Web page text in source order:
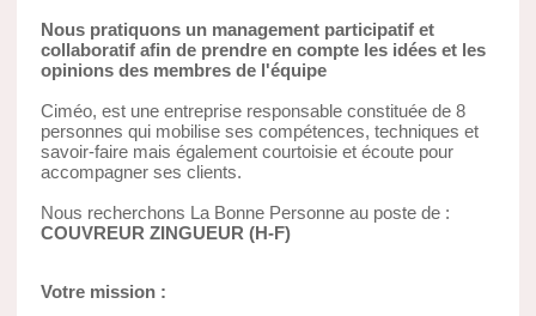
Nous pratiquons un management participatif et
collaboratif afin de prendre en compte les idées et les
opinions des membres de l'équipe
Ciméo, est une entreprise responsable constituée de 8
personnes qui mobilise ses compétences, techniques et
savoir-faire mais également courtoisie et écoute pour
accompagner ses clients.
Nous recherchons La Bonne Personne au poste de :
COUVREUR ZINGUEUR (H-F)
Votre mission :